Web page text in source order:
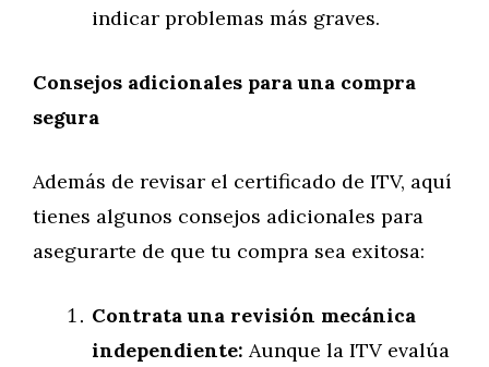
indicar problemas más graves.
Consejos adicionales para una compra
segura
Además de revisar el certificado de ITV, aquí
tienes algunos consejos adicionales para
asegurarte de que tu compra sea exitosa:
Contrata una revisión mecánica
independiente: Aunque la ITV evalúa